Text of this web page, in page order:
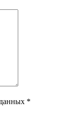
*